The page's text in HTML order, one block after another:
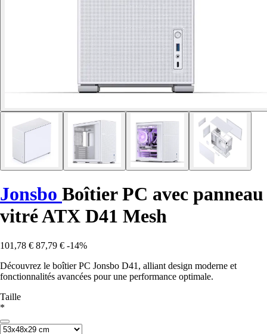
Jonsbo Boîtier PC avec panneau
vitré ATX D41 Mesh
101,78 € 87,79 € -14%
Découvrez le boîtier PC Jonsbo D41, alliant design moderne et
fonctionnalités avancées pour une performance optimale.
Taille
*